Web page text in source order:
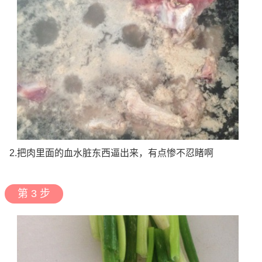
2.把肉里面的血水脏东西逼出来，有点惨不忍睹啊
第 3 步